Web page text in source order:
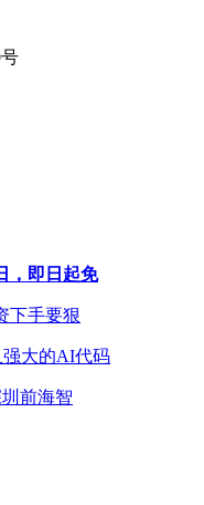
，即日起免
下手要狠
强大的AI代码
前海智